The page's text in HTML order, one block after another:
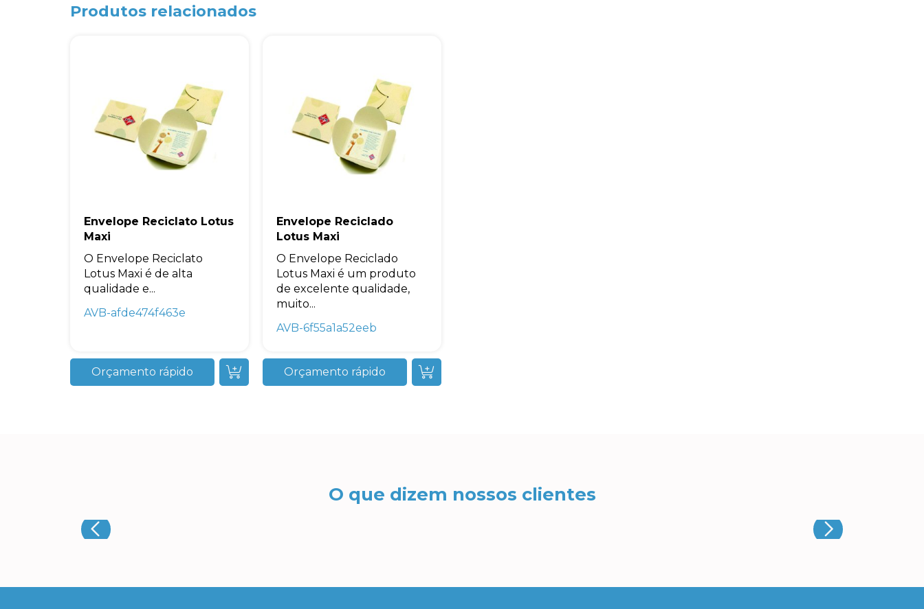
Produtos relacionados
Envelope Reciclato Lotus
Maxi
O Envelope Reciclato
Lotus Maxi é de alta
qualidade e...
AVB-afde474f463e
Orçamento rápido
Envelope Reciclado
Lotus Maxi
O Envelope Reciclado
Lotus Maxi é um produto
de excelente qualidade,
muito...
AVB-6f55a1a52eeb
Orçamento rápido
O que dizem nossos clientes
A nossa empresa está comprometida a proteger e respeitar sua
privacidade, utilizaremos seus dados apenas para fins de
marketing. Você pode alterar suas preferências a qualquer
momento.